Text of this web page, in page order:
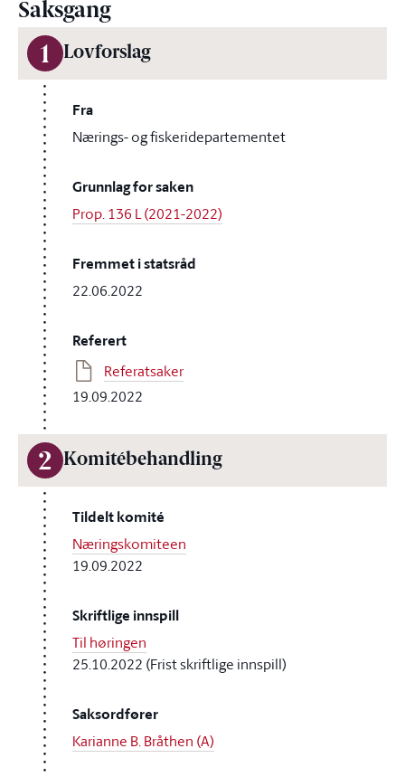
Saksgang
1 Lovforslag
Fra
Nærings- og fiskeridepartementet
Grunnlag for saken
Prop. 136 L (2021-2022)
Fremmet i statsråd
22.06.2022
Referert
Referatsaker
19.09.2022
2 Komitébehandling
Tildelt komité
Næringskomiteen
19.09.2022
Skriftlige innspill
Til høringen
25.10.2022 (Frist skriftlige innspill)
Saksordfører
Karianne B. Bråthen (A)